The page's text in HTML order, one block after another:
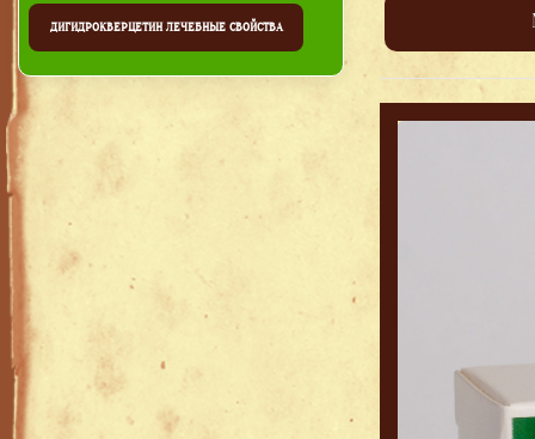
ДИГИДРОКВЕРЦЕТИН ЛЕЧЕБНЫЕ СВОЙСТВА